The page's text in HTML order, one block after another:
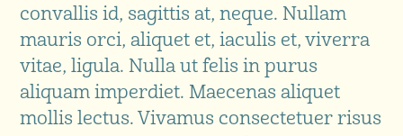
convallis id, sagittis at, neque. Nullam
mauris orci, aliquet et, iaculis et, viverra
vitae, ligula. Nulla ut felis in purus
aliquam imperdiet. Maecenas aliquet
mollis lectus. Vivamus consectetuer risus